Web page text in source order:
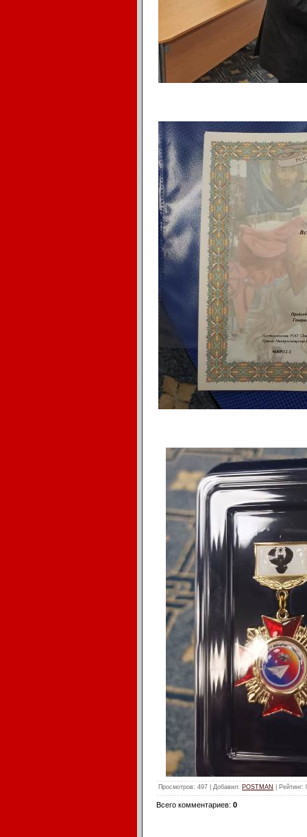
Просмотров: 497 | Добавил: POSTMAN Рейтинг:
Всего комментариев: 0